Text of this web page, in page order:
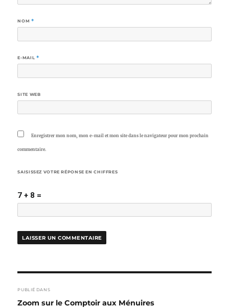
NOM *
E-MAIL *
SITE WEB
Enregistrer mon nom, mon e-mail et mon site dans le navigateur pour mon prochain
commentaire.
SAISISSEZ VOTRE RÉPONSE EN CHIFFRES
7 + 8 =
DE
PUBLIÉ DANS
Zoom sur le Comptoir aux Ménuires